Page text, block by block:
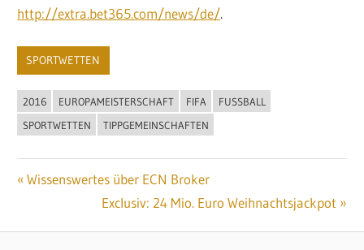
http://extra.bet365.com/news/de/.
SPORTWETTEN
2016 EUROPAMEISTERSCHAFT FIFA
FUSSBALL
SPORTWETTEN
TIPPGEMEINSCHAFTEN
Beitragsnavigation
Vorheriger
Wissenswertes über ECN Broker
Nächster
Exclusiv: 24 Mio. Euro Weihnachtsjackpot